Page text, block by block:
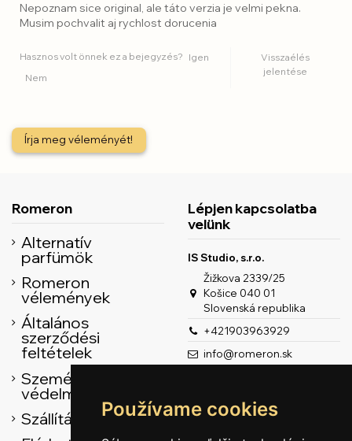
Používame cookies
Nepoznam sice original, ale táto verzia je velmi pekna.
Musim pochvalit aj rychlost dorucenia
Hasznos volt önnek ez a bejegyzés? Igen
Nem
Visszaélés
jelentése
Írja meg véleményét!
Romeron
Alternatív
parfümök
Romeron
vélemények
Általános
szerződési
feltételek
Személyes adatok
védelme
Szállítás
Lépjen kapcsolatba
velünk
IS Studio, s.r.o.
Žižkova 2339/25
Košice 040 01
Slovenská republika
+421903963929
info@romeron.sk